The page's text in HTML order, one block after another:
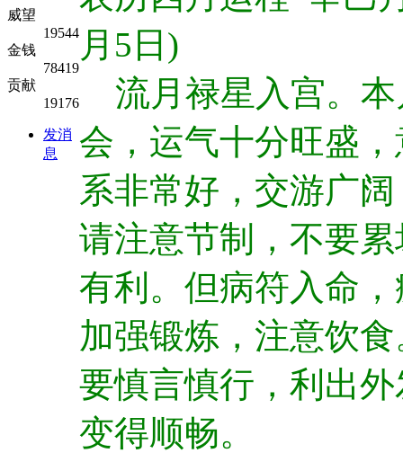
威望
19544
金钱
78419
贡献
19176
发消
息
月5日)
流月禄星入宫。本
会，运气十分旺盛
系非常好，交游广
请注意节制，不要
有利。但病符入命
加强锻炼，注意饮
要慎言慎行，利出
变得顺畅。